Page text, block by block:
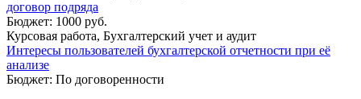
договор подряда
Бюджет: 1000 руб.
Курсовая работа, Бухгалтерский учет и аудит
Интересы пользователей бухгалтерской отчетности при её
анализе
Бюджет: По договоренности